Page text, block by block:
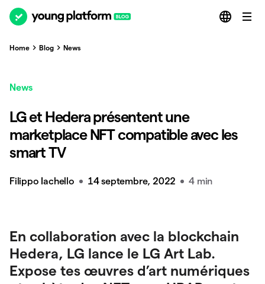
Home Blog News
News
LG et Hedera présentent une
marketplace NFT compatible avec les
smart TV
Filippo Iachello 14 septembre, 2022 4 min
En collaboration avec la blockchain
Hedera, LG lance le LG Art Lab.
Expose tes œuvres d’art numériques